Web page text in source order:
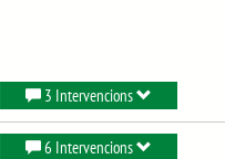
3 Intervencions
6 Intervencions